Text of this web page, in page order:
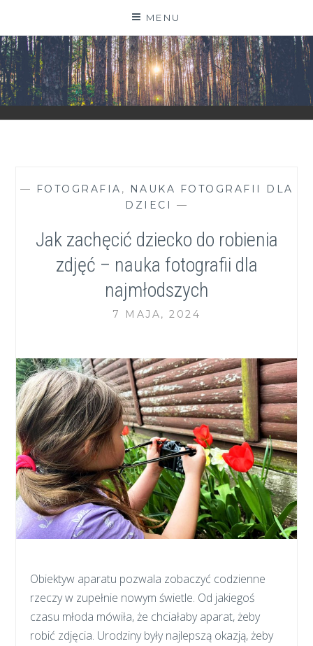
content
MENU
ZGRANESTADO.PL
FOTOGRAFICZNE ZAPISKI DNIA CODZIENNEGO
— FOTOGRAFIA ,
NAUKA FOTOGRAFII DLA
DZIECI
—
Jak zachęcić dziecko do robienia
zdjęć – nauka fotografii dla
najmłodszych
7 MAJA, 2024
Obiektyw aparatu pozwala zobaczyć codzienne
rzeczy w zupełnie nowym świetle. Od jakiegoś
czasu młoda mówiła, że chciałaby aparat, żeby
robić zdjęcia. Urodziny były najlepszą okazją, żeby